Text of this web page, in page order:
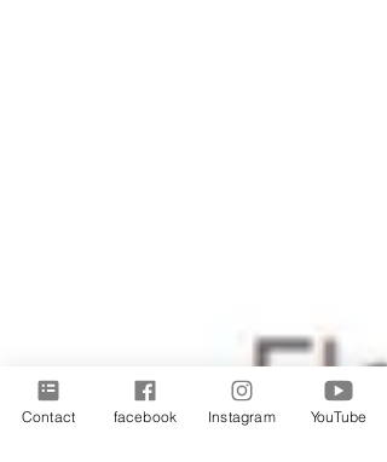
Contact facebook Instagram YouTube